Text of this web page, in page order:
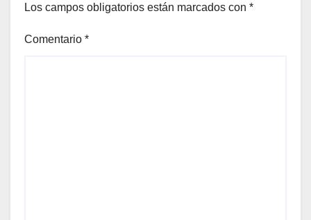
Los campos obligatorios están marcados con *
Comentario *